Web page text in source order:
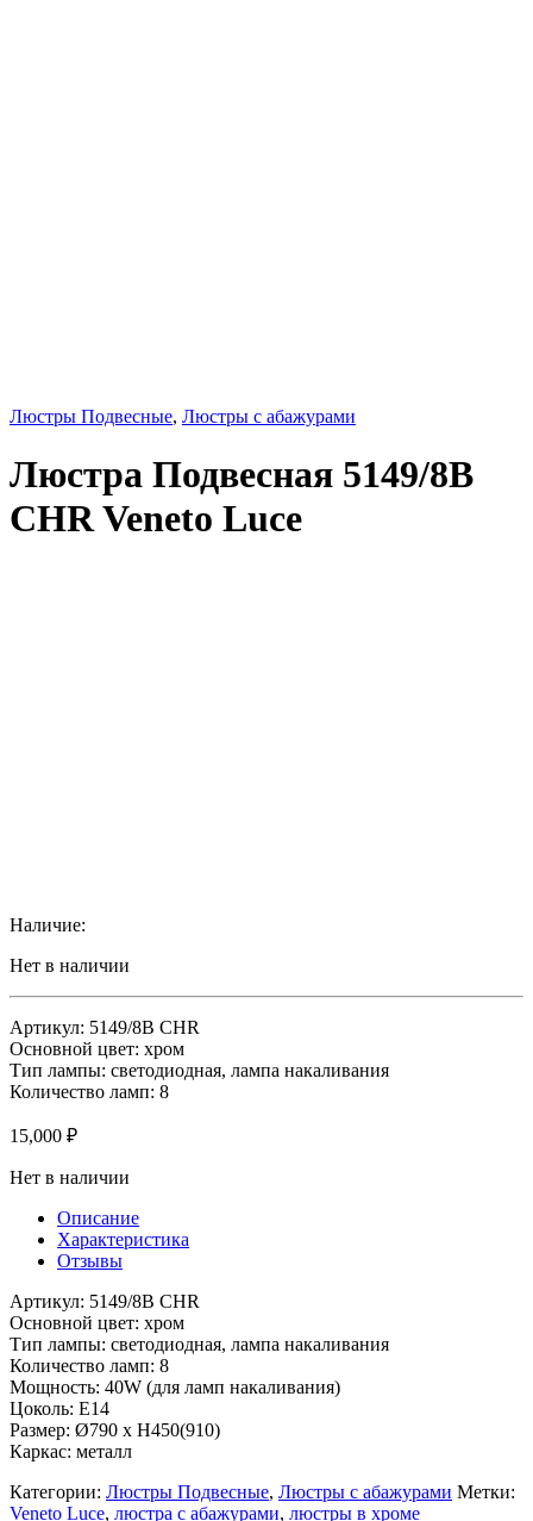
Люстры Подвесные, Люстры с абажурами
Люстра Подвесная 5149/8B
CHR Veneto Luce
Наличие:
Нет в наличии
Артикул: 5149/8B CHR
Основной цвет: хром
Тип лампы: светодиодная, лампа накаливания
Количество ламп: 8
15,000 ₽
Нет в наличии
Описание
Характеристика
Отзывы
Артикул: 5149/8B CHR
Основной цвет: хром
Тип лампы: светодиодная, лампа накаливания
Количество ламп: 8
Мощность: 40W (для ламп накаливания)
Цоколь: E14
Размер: Ø790 x H450(910)
Каркас: металл
Категории: Люстры Подвесные, Люстры с абажурами Метки:
Veneto Luce, люстра с абажурами, люстры в хроме